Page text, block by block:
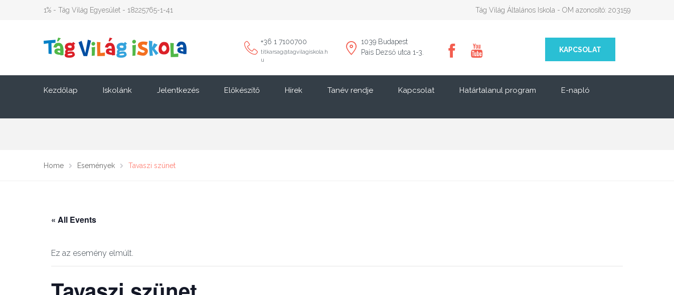
1% - Tág Világ Egyesület - 18225765-1-41 Tág Világ Általános Iskola - OM azonosító: 203159
+36 1 7100700
titkarsag@tagvilagiskola.h
u
1039 Budapest
Pais Dezső utca 1-3.
KAPCSOLAT
Kezdőlap Iskolánk Jelentkezés Előkészítő Hírek Tanév rendje Kapcsolat Határtalanul program E-napló
Home Események Tavaszi szünet
« All Events
Ez az esemény elmúlt.